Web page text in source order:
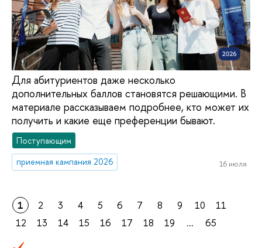
Для абитуриентов даже несколько
дополнительных баллов становятся решающими. В
материале рассказываем подробнее, кто может их
получить и какие еще преференции бывают.
Поступающим
приемная кампания 2026
16 июля
1 2 3 4 5 6 7 8 9 10
11
12
13 14 15 16 17 18 19 ... 65